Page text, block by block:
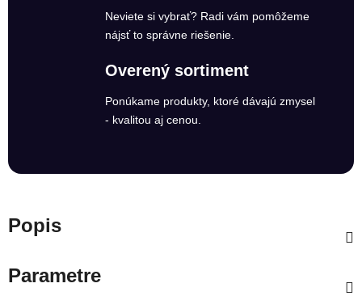
Neviete si vybrať? Radi vám pomôžeme
nájsť to správne riešenie.
Overený sortiment
Ponúkame produkty, ktoré dávajú zmysel
- kvalitou aj cenou.
Popis
Parametre